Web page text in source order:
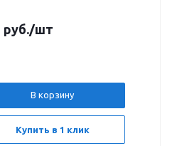
руб./шт
В корзину
Купить в 1 клик